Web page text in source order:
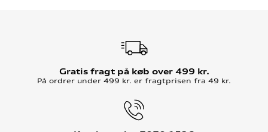
Gratis fragt på køb over 499 kr.
På ordrer under 499 kr. er fragtprisen fra 49 kr.